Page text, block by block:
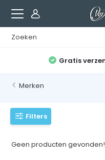
Gratis
Merken
Filters
Geen producten